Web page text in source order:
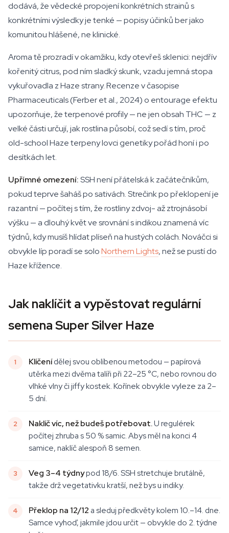
dodává, že vědecké propojení konkrétních strainů s
konkrétními výsledky je tenké — popisy účinků ber jako
komunitou hlášené, ne klinické.
Aroma tě prozradí v okamžiku, kdy otevřeš sklenici: nejdřív
kořenitý citrus, pod ním sladký skunk, vzadu jemná stopa
vykuřovadla z Haze strany. Recenze v časopise
Pharmaceuticals(Ferber et al., 2024) o entourage efektu
upozorňuje, že terpenové profily — ne jen obsah THC — z
velké části určují, jak rostlina působí, což sedí s tím, proč
old-school Haze terpeny lovci genetiky pořád honí i po
desítkách let.
Upřímné omezení:SSH není přátelská k začátečníkům,
pokud teprve šaháš po sativách. Strečink po překlopení je
razantní — počítej s tím, že rostliny zdvoj- až ztrojnásobí
výšku — a dlouhý květ ve srovnání s indikou znamená víc
týdnů, kdy musíš hlídat plíseň na hustých colách. Nováčci si
obvykle líp poradí se soloNorthern Lights, než se pustí do
Haze křížence.
Jak naklíčit a vypěstovat regulární
semena Super Silver Haze
Klíčenídělej svou oblíbenou metodou — papírová
utěrka mezi dvěma talíři při 22–25 °C, nebo rovnou do
vlhké vlny či jiffy kostek. Kořínek obvykle vyleze za 2–
5 dní.
Naklíč víc, než budeš potřebovat.U regulérek
počítej zhruba s 50 % samic. Abys měl na konci 4
samice, naklíč alespoň 8 semen.
Veg 3–4 týdnypod 18/6. SSH stretchuje brutálně,
takže drž vegetativku kratší, než bys u indiky.
Překlop na 12/12 a sleduj předkvěty kolem 10.–14. dne.
Samce vyhoď, jakmile jdou určit — obvykle do 2. týdne